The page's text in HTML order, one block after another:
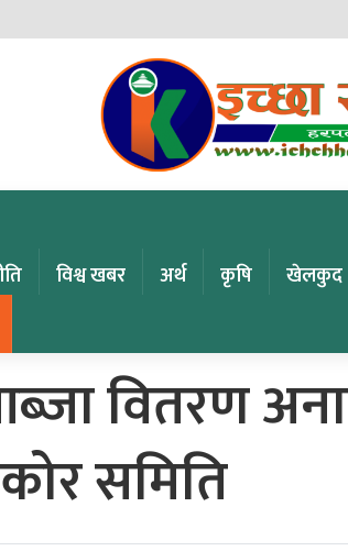
विश्व खबर अर्थ कृषि खेलकुद
वितरण
समिति